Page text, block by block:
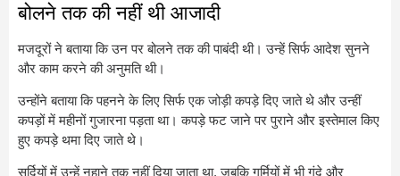
बोलने तक की नहीं थी आजादी
मजदूरों ने बताया कि उन पर बोलने तक की पाबंदी थी। उन्हें सिर्फ आदेश सुनने
और काम करने की अनुमति थी।
उन्होंने बताया कि पहनने के लिए सिर्फ एक जोड़ी कपड़े दिए जाते थे और उन्हीं
कपड़ों में महीनों गुजारना पड़ता था। कपड़े फट जाने पर पुराने और इस्तेमाल किए
हुए कपड़े थमा दिए जाते थे।
सर्दियों में उन्हें नहाने तक नहीं दिया जाता था, जबकि गर्मियों में भी गंदे और